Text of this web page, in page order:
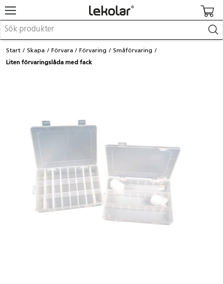
Möbler & inredning
Lekplatsutrustning & utemiljö
Logga in / Registrera dig
Kontakta Lekolar
Start Skapa Förvara Förvaring
Småförvaring
Liten förvaringslåda med fack